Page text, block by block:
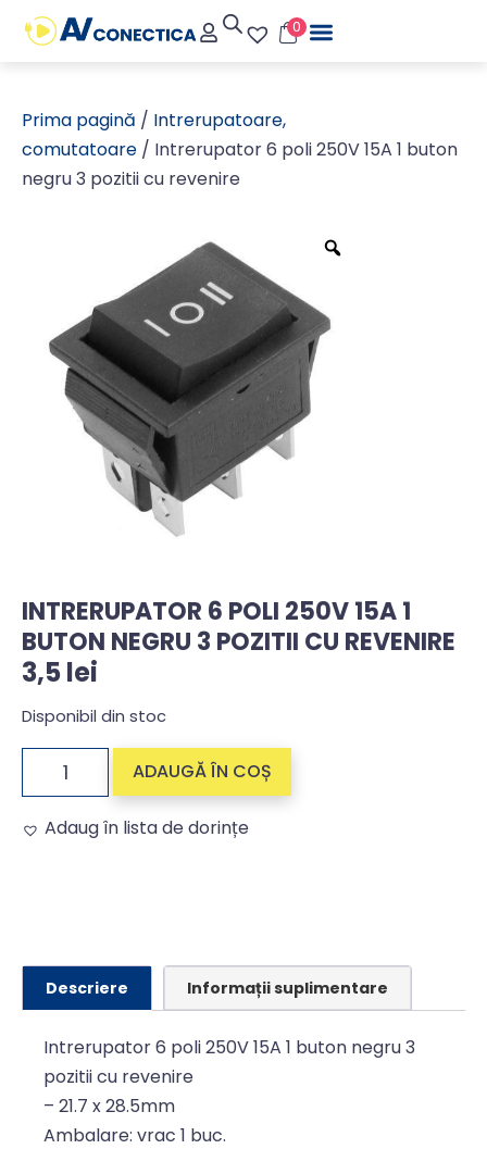
0
Prima pagină / Intrerupatoare,
comutatoare / Intrerupator 6 poli 250V 15A 1 buton
negru 3 pozitii cu revenire
INTRERUPATOR 6 POLI 250V 15A 1
BUTON NEGRU 3 POZITII CU REVENIRE
3,5lei
Disponibil din stoc
ADAUGĂ ÎN COȘ
Adaug în lista de dorințe
Descriere Informații suplimentare
Intrerupator 6 poli 250V 15A 1 buton negru 3
pozitii cu revenire
– 21.7 x 28.5mm
Ambalare: vrac 1 buc.